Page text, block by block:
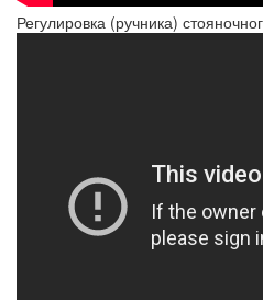
Регулировка (ручника)